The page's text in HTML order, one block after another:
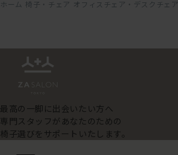
ホーム 椅子・チェア オフィスチェア・デスクチェア
最高の一脚に出会いたい方へ
専門スタッフがあなたのための
椅子選びをサポートいたします。